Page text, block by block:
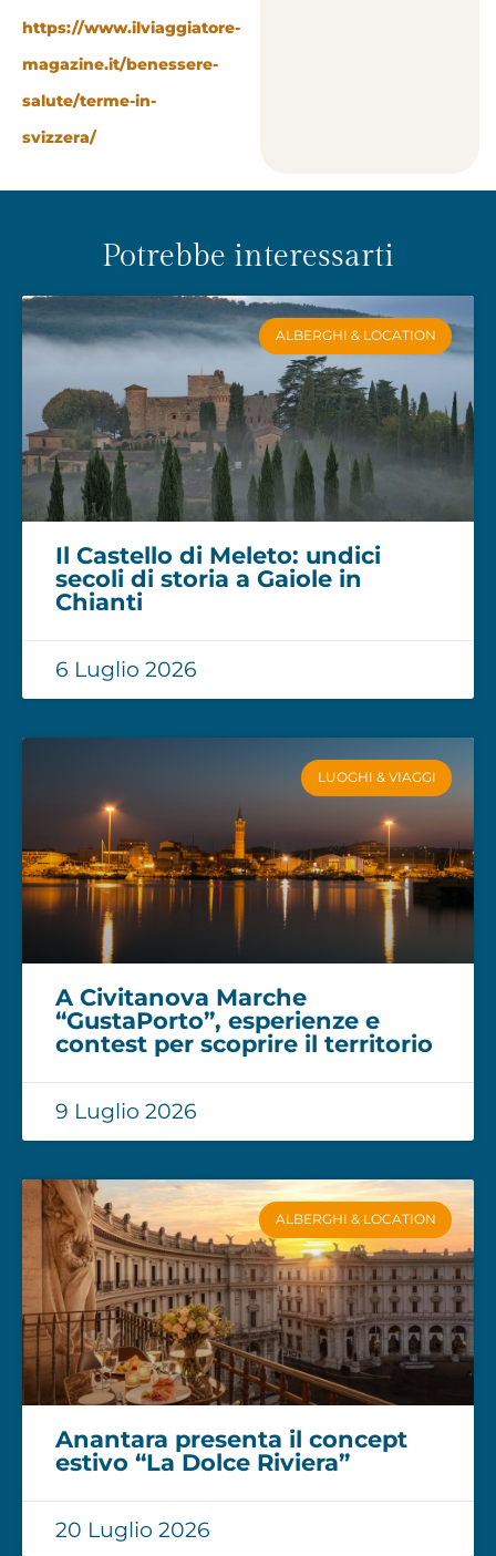
https://www.ilviaggiatore-
magazine.it/benessere-
salute/terme-in-
svizzera/
Potrebbe interessarti
ALBERGHI & LOCATION
Il Castello di Meleto: undici
secoli di storia a Gaiole in
Chianti
6 Luglio 2026
LUOGHI & VIAGGI
A Civitanova Marche
“GustaPorto”, esperienze e
contest per scoprire il territorio
9 Luglio 2026
ALBERGHI & LOCATION
Anantara presenta il concept
estivo “La Dolce Riviera”
20 Luglio 2026